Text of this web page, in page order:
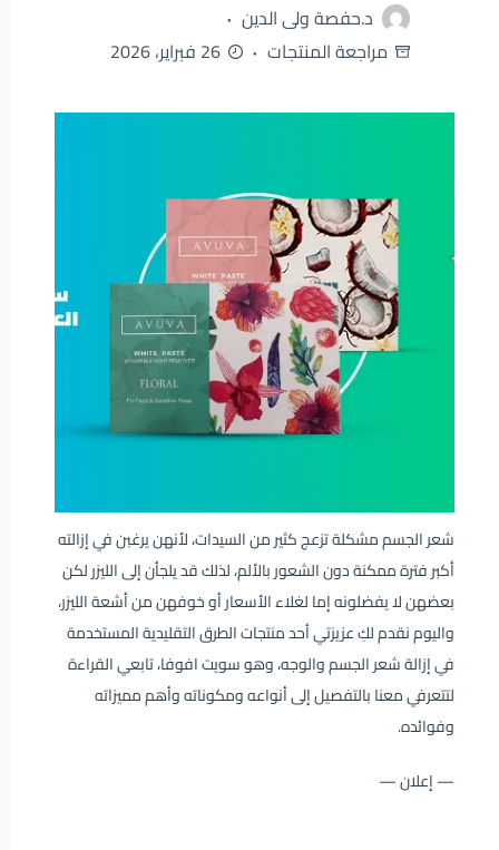
د.حفصة ولى الدين
مراجعة المنتجات
26 فبراير، 2026
شعر الجسم مشكلة تزعج كثير من السيدات، لأنهن يرغبن في إزالته
أكبر فترة ممكنة دون الشعور بالألم، لذلك قد يلجأن إلى الليزر لكن
بعضهن لا يفضلونه إما لغلاء الأسعار أو خوفهن من أشعة الليزر،
واليوم نقدم لكِ عزيزتي أحد منتجات الطرق التقليدية المستخدمة
في إزالة شعر الجسم والوجه، وهو سويت افوفا، تابعي القراءة
لتتعرفي معنا بالتفصيل إلى أنواعه ومكوناته وأهم مميزاته
وفوائده.
— إعلان —